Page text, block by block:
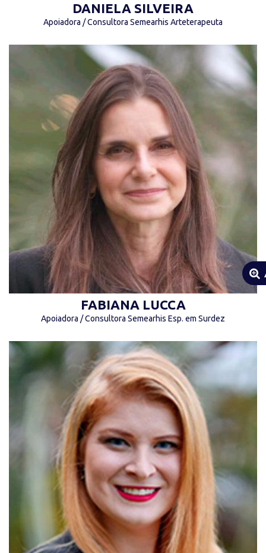
DANIELA SILVEIRA
Apoiadora / Consultora Semearhis Arteterapeuta
“Devemos lutar pela igualdade sempre que
diferença nos inferioriza, mas devemos lutar
pela diferença sempre que a igualdade nos
descaracteriza.” (Boaventura de Souza
Santos)
FABIANA LUCCA
Apoiadora / Consultora Semearhis Esp. em Surdez
“Faça da dificuldade, sua motivação.” (Autor
desconhecido)